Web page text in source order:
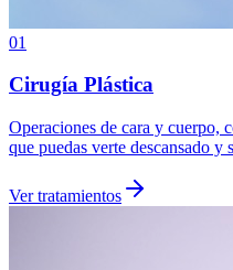
01
Cirugía Plástica
Operaciones de cara y cuerpo,
que puedas verte descansado
Ver tratamientos